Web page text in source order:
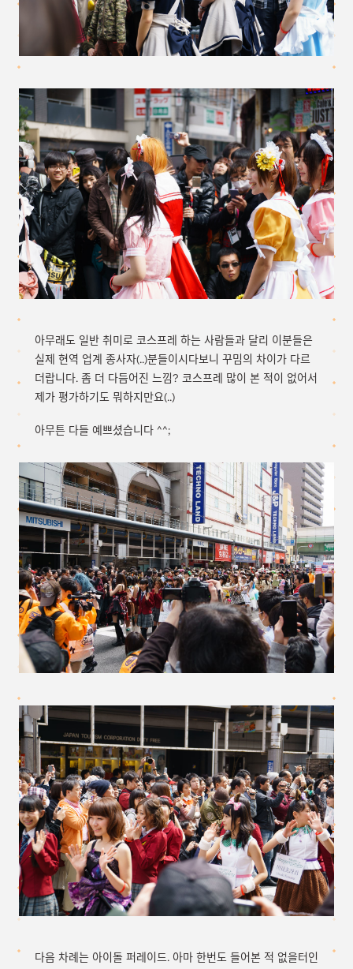
아무래도 일반 취미로 코스프레 하는 사람들과 달리 이분들은
실제 현역 업계 종사자(..)분들이시다보니 꾸밈의 차이가 다르
더랍니다. 좀 더 다듬어진 느낌? 코스프레 많이 본 적이 없어서
제가 평가하기도 뭐하지만요(..)
아무튼 다들 예쁘셨습니다 ^^;
다음 차례는 아이돌 퍼레이드. 아마 한번도 들어본 적 없을터인